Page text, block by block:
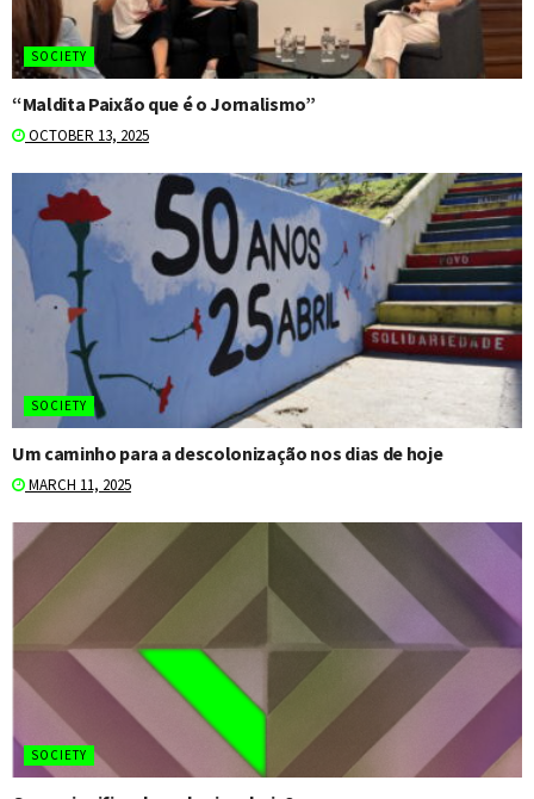
SOCIETY
“Maldita Paixão que é o Jornalismo”
OCTOBER 13, 2025
SOCIETY
Um caminho para a descolonização nos dias de hoje
MARCH 11, 2025
SOCIETY